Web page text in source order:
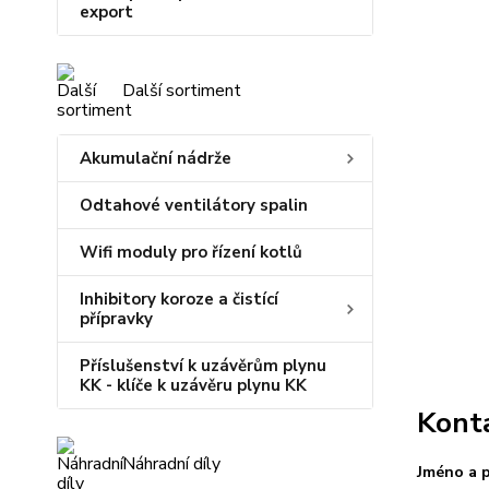
export
Další sortiment
Akumulační nádrže
Odtahové ventilátory spalin
Wifi moduly pro řízení kotlů
Inhibitory koroze a čistící
přípravky
Příslušenství k uzávěrům plynu
KK - klíče k uzávěru plynu KK
Náhradní díly Jméno a